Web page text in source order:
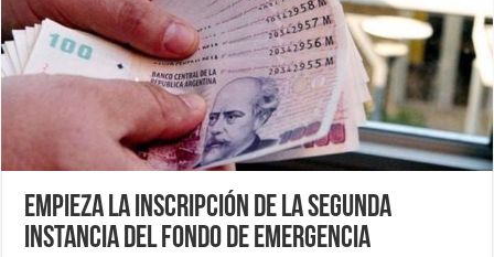
Empieza la inscripción de la segunda
instancia del Fondo de Emergencia